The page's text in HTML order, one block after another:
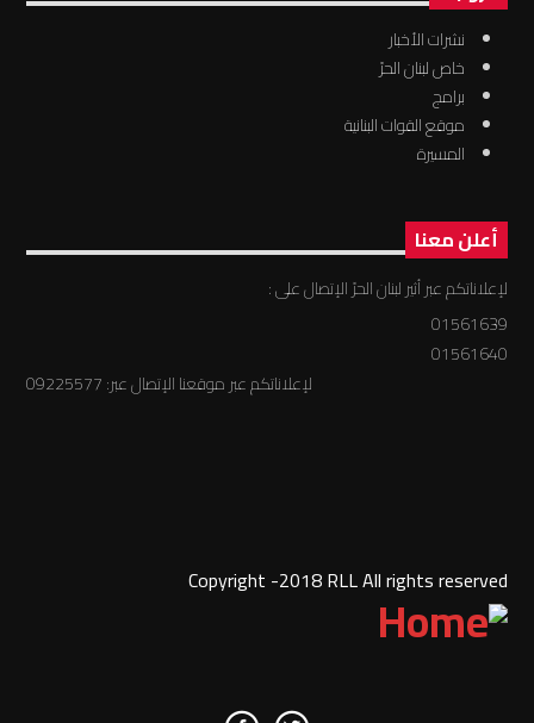
نشرات الأخبار
خاص لبنان الحرّ
برامج
موقع القوات البنانية
المسيرة
أعلن معنا
لإعلاناتكم عبر أثير لبنان الحرّ الإتصال على :
01561639
01561640
لإعلاناتكم عبر موقعنا الإتصال عبر: 09225577
Copyright -2018 RLL All rights reserved